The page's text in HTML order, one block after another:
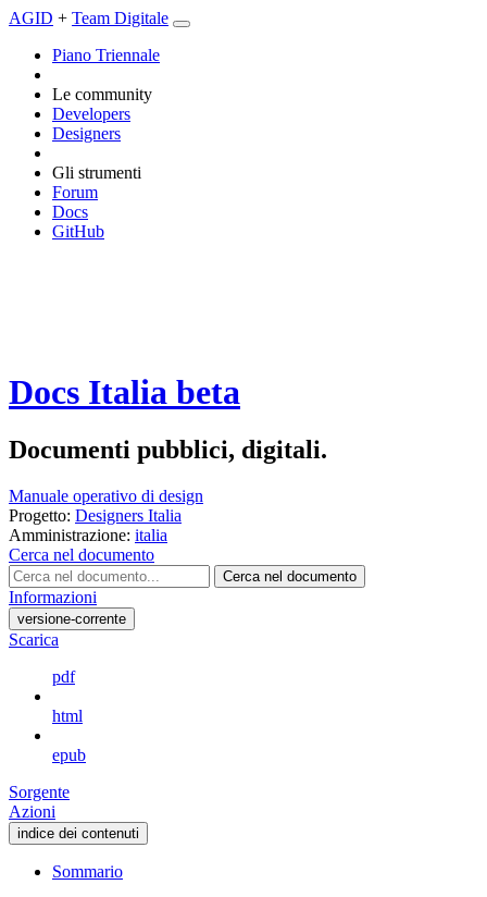
AGID + Team Digitale
Piano Triennale
Le community
Developers
Designers
Gli strumenti
Forum
Docs
GitHub
Docs Italia beta
Documenti pubblici, digitali.
Manuale operativo di design
Progetto: Designers Italia
Amministrazione: italia
Cerca nel documento
Cerca nel documento
Informazioni
versione-corrente
Scarica
pdf
html
epub
Sorgente
Azioni
indice dei contenuti
Sommario